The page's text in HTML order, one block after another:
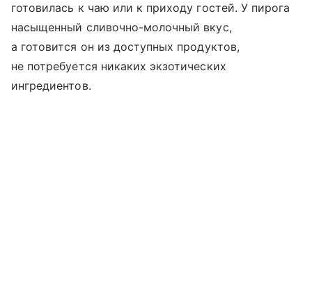
готовилась к чаю или к приходу гостей. У пирога
насыщенный сливочно-молочный вкус,
а готовится он из доступных продуктов,
не потребуется никаких экзотических
ингредиентов.